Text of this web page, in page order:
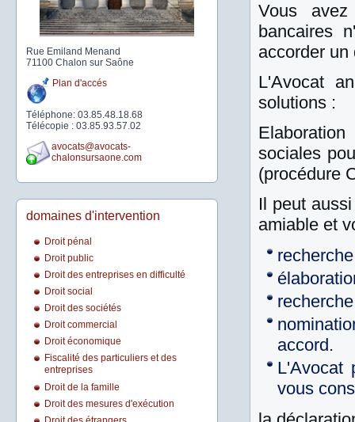
Rue Emiland Menand
71100 Chalon sur Saône
Plan d'accés
Téléphone: 03.85.48.18.68
Télécopie : 03.85.93.57.02
avocats@avocats-
chalonsursaone.com
domaines d'intervention
Droit pénal
Droit public
Droit des entreprises en difficulté
Droit social
Droit des sociétés
Droit commercial
Droit économique
Fiscalité des particuliers et des
entreprises
Droit de la famille
Droit des mesures d'exécution
Vous
bancaires
accorder un
L'Avocat
solutions :
sociales
(procédure
Il peut
amiable et
accord.
L'Avocat
vous